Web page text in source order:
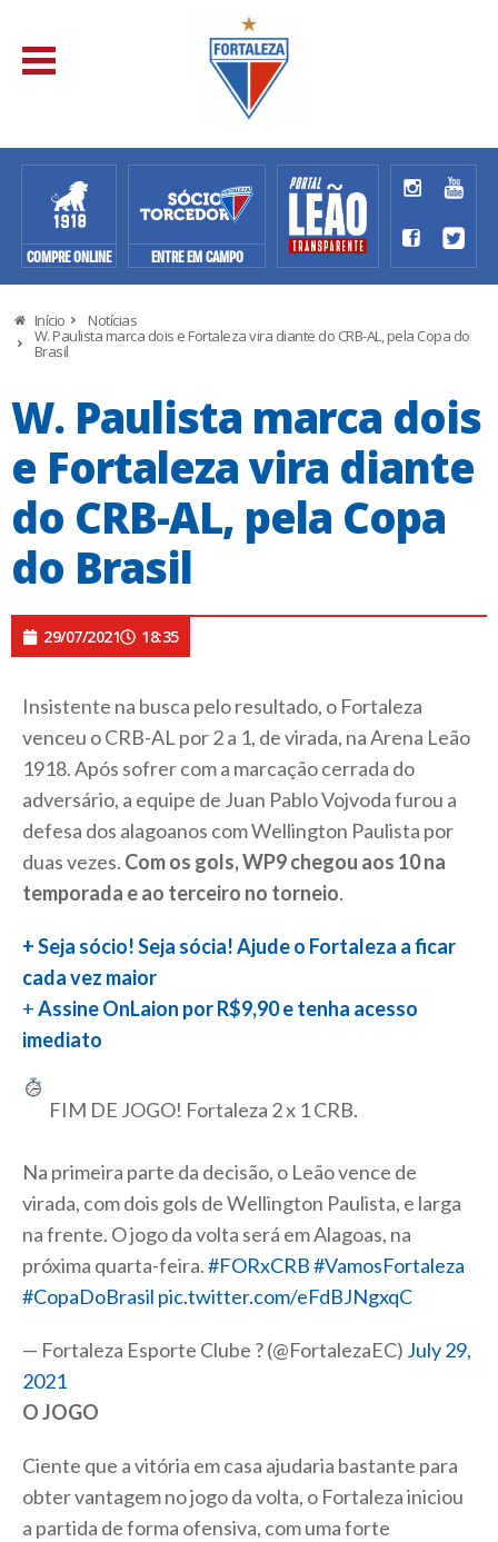
COMPRE ONLINE ENTRE EM CAMPO
Início Notícias
W. Paulista marca dois e Fortaleza vira diante do CRB-AL, pela Copa do
Brasil
W. Paulista marca dois
e Fortaleza vira diante
do CRB-AL, pela Copa
do Brasil
29/07/2021 18:35
Insistente na busca pelo resultado, o Fortaleza
venceu o CRB-AL por 2 a 1, de virada, na Arena Leão
1918. Após sofrer com a marcação cerrada do
adversário, a equipe de Juan Pablo Vojvoda furou a
defesa dos alagoanos com Wellington Paulista por
duas vezes. Com os gols, WP9 chegou aos 10 na
temporada e ao terceiro no torneio.
+ Seja sócio! Seja sócia! Ajude o Fortaleza a ficar
cada vez maior
+Assine OnLaion por R$9,90 e tenha acesso
imediato
FIM DE JOGO! Fortaleza 2 x 1 CRB.
Na primeira parte da decisão, o Leão vence de
virada, com dois gols de Wellington Paulista, e larga
na frente. O jogo da volta será em Alagoas, na
próxima quarta-feira.#FORxCRB#VamosFortaleza
#CopaDoBrasil pic.twitter.com/eFdBJNgxqC
— Fortaleza Esporte Clube ? (@FortalezaEC) July 29,
2021
O JOGO
Ciente que a vitória em casa ajudaria bastante para
obter vantagem no jogo da volta, o Fortaleza iniciou
a partida de forma ofensiva, com uma forte